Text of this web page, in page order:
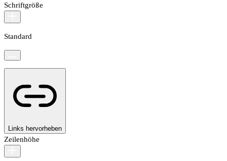
Schriftgröße
Standard
Links hervorheben
Zeilenhöhe